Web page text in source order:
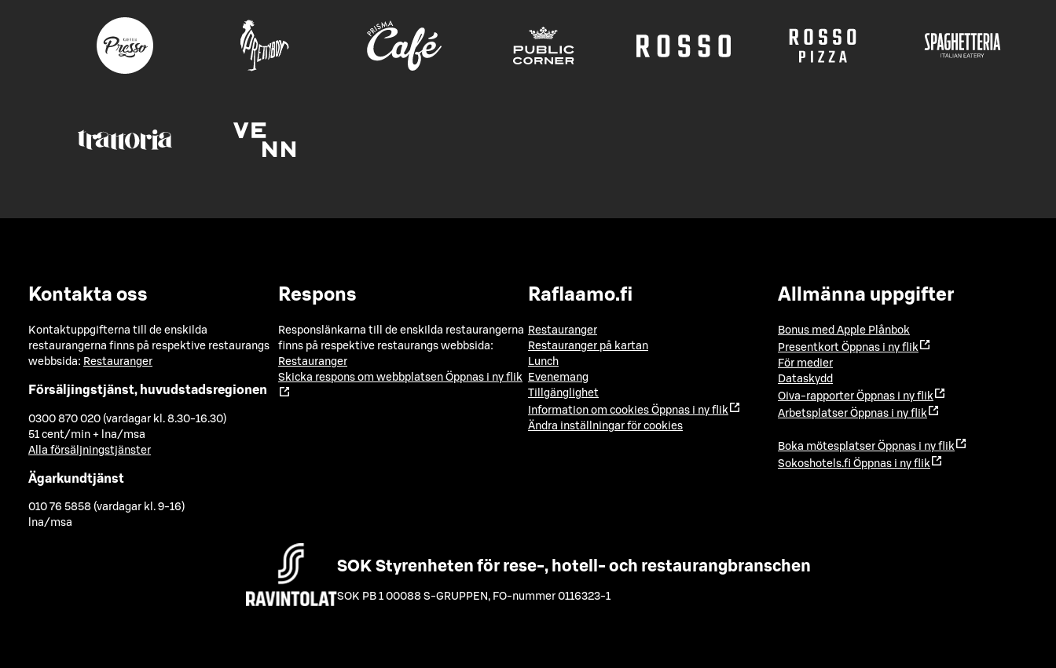
Kontakta oss
Kontaktuppgifterna till de enskilda
restaurangerna finns på respektive restaurangs
webbsida: Restauranger
Försäljingstjänst, huvudstadsregionen
0300 870 020 (vardagar kl. 8.30-16.30)
51 cent/min + lna/msa
Alla försäljningstjänster
Ägarkundtjänst
010 76 5858 (vardagar kl. 9-16)
lna/msa
Respons
Responslänkarna till de enskilda restaurangerna
finns på respektive restaurangs webbsida:
Restauranger
Skicka respons om webbplatsen Öppnas i ny flik
Raflaamo.fi
Restauranger
Restauranger på kartan
Lunch
Evenemang
Tillgänglighet
Information om cookies Öppnas i ny flik
Ändra inställningar för cookies
Allmänna uppgifter
Bonus med Apple Plånbok
Presentkort Öppnas i ny flik
För medier
Dataskydd
Oiva-rapporter Öppnas i ny flik
Arbetsplatser Öppnas i ny flik
Boka mötesplatser Öppnas i ny flik
Sokoshotels.fi Öppnas i ny flik
SOK Styrenheten för rese-, hotell- och restaurangbranschen
SOK PB 1 00088 S-GRUPPEN , FO-nummer 0116323-1